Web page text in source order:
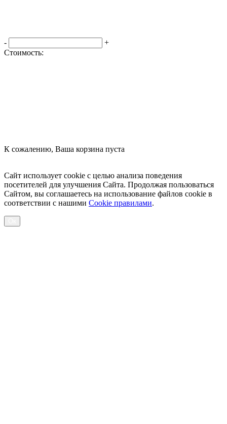
-
+
Стоимость:
К сожалению, Ваша корзина пуста
Сайт использует cookie с целью анализа поведения
посетителей для улучшения Сайта. Продолжая пользоваться
Сайтом, вы соглашаетесь на использование файлов cookie в
соответствии с нашими Cookiе правилами.